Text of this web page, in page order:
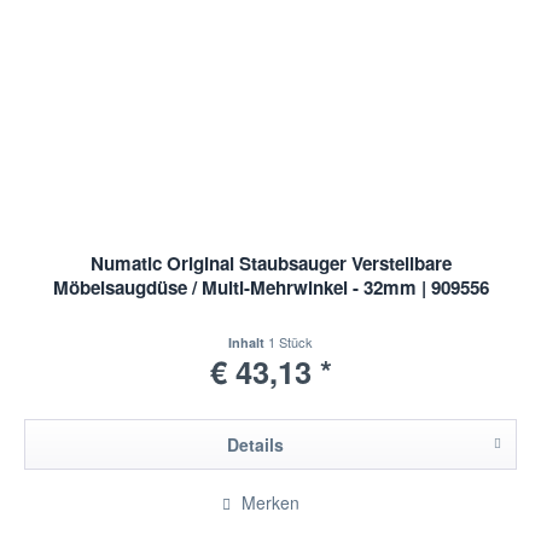
Numatic Original Staubsauger Verstellbare
Möbelsaugdüse / Multi-Mehrwinkel - 32mm | 909556
Inhalt 1 Stück
€ 43,13 *
Details
Merken